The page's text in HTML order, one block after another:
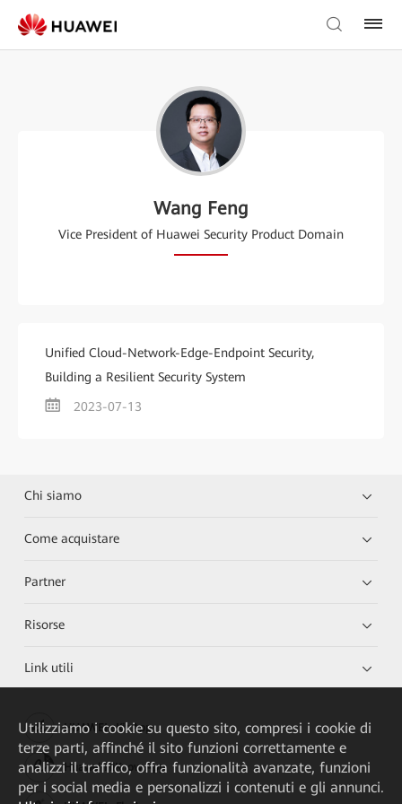
Wang Feng
Vice President of Huawei Security Product Domain
Unified Cloud-Network-Edge-Endpoint Security,
Building a Resilient Security System
2023-07-13
Chi siamo
Come acquistare
Partner
Risorse
Link utili
HUAWEI eKit App
Huawei HiKnow App
Utilizziamo i cookie su questo sito, compresi i cookie di
terze parti, affinché il sito funzioni correttamente e
analizzi il traffico, offra funzionalità avanzate, funzioni
per i social media e personalizzi i contenuti e gli annunci.